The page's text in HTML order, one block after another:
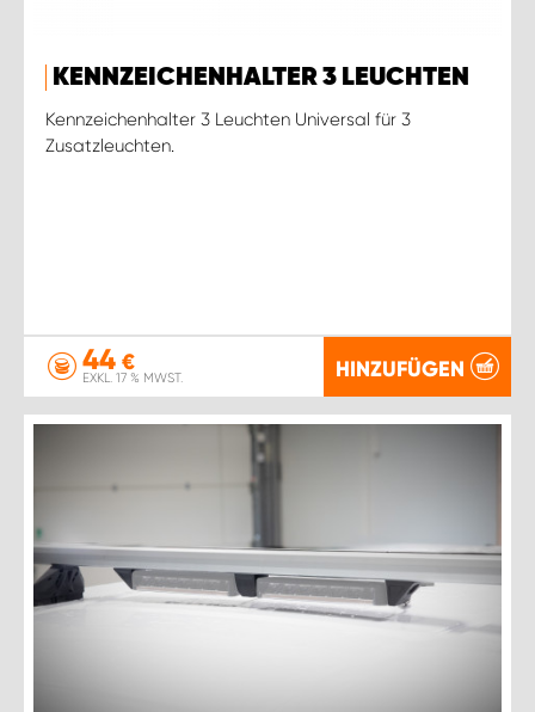
KENNZEICHENHALTER 3 LEUCHTEN
Kennzeichenhalter 3 Leuchten Universal für 3
Zusatzleuchten.
44 €
EXKL. 17 % MWST. HINZUFÜGEN